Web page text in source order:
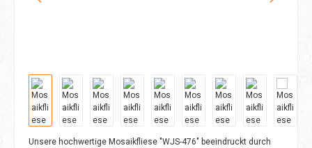
Unsere hochwertige Mosaikfliese "WJS-476" beeindruckt durch